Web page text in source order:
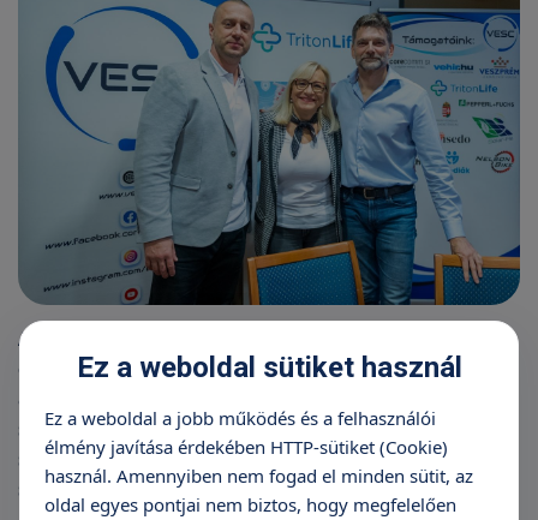
Az együttműködést bemutató sajtóeseményen az
egyesület ügyvezetője, Szokolik Gergely elmondta:
a TritonLife világszínvonalú szolgáltatásai nagy
segítséget nyújthatnak abban, hogy a VESC
sportolói gyors segítséget kaphassanak egy-egy
sérülés után.
Ez a weboldal sütiket használ
Ez a weboldal a jobb működés és a felhasználói
élmény javítása érdekében HTTP-sütiket (Cookie)
használ. Amennyiben nem fogad el minden sütit, az
oldal egyes pontjai nem biztos, hogy megfelelően